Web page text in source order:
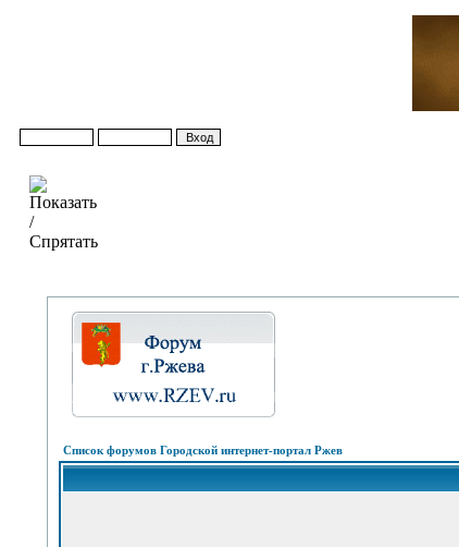
Список форумов Городской интернет-портал Ржев